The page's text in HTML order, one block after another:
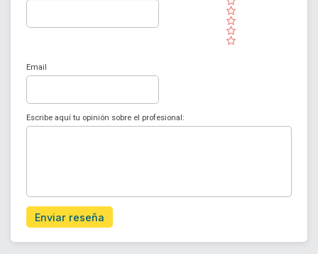
( )
( )
( )
( )
Email
Escribe aquí tu opinión sobre el profesional:
Enviar reseña